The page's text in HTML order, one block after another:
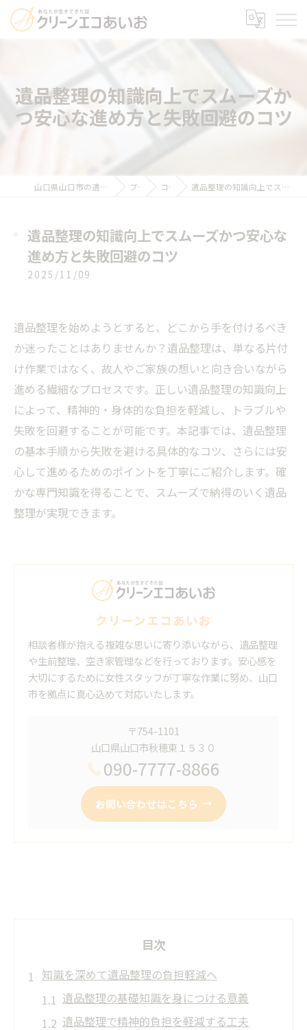
遺品整理の知識向上でスムーズか
つ安心な進め方と失敗回避のコツ
山口県山口市の遺品整理ならクリーンエコあいお ブログ コラム 遺品整理の知識向上でスムーズかつ安心な進め方と失敗回避のコツ
遺品整理の知識向上でスムーズかつ安心な
進め方と失敗回避のコツ
2025/11/09
遺品整理を始めようとすると、どこから手を付けるべき
か迷ったことはありませんか？遺品整理は、単なる片付
け作業ではなく、故人やご家族の想いと向き合いながら
進める繊細なプロセスです。正しい遺品整理の知識向上
によって、精神的・身体的な負担を軽減し、トラブルや
失敗を回避することが可能です。本記事では、遺品整理
の基本手順から失敗を避ける具体的なコツ、さらには安
心して進めるためのポイントを丁寧にご紹介します。確
かな専門知識を得ることで、スムーズで納得のいく遺品
整理が実現できます。
クリーンエコあいお
相談者様が抱える複雑な思いに寄り添いながら、遺品整理
や生前整理、空き家管理などを行っております。安心感を
大切にするために女性スタッフが丁寧な作業に努め、山口
市を拠点に真心込めて対応いたします。
〒754-1101
山口県山口市秋穂東１５３０
090-7777-8866
お問い合わせはこちら
目次
知識を深めて遺品整理の負担軽減へ
遺品整理の基礎知識を身につける意義
遺品整理で精神的負担を軽減する工夫